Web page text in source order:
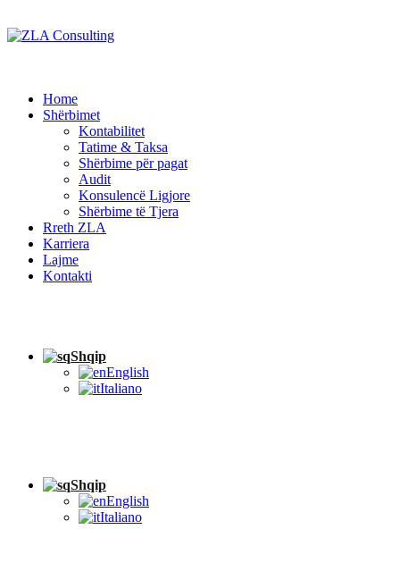
Home
Shërbimet
Kontabilitet
Tatime & Taksa
Shërbime për pagat
Audit
Konsulencë Ligjore
Shërbime të Tjera
Rreth ZLA
Karriera
Lajme
Kontakti
Shqip
English
Italiano
Shqip
English
Italiano